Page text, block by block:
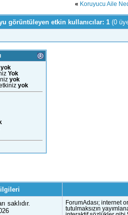
« Koruyucu Aile
görüntüleyen etkin kullanıcılar: 1 (0
yok
Yok
yok
yok
saklıdır.
ForumAdası; internet
tutulmaksızın